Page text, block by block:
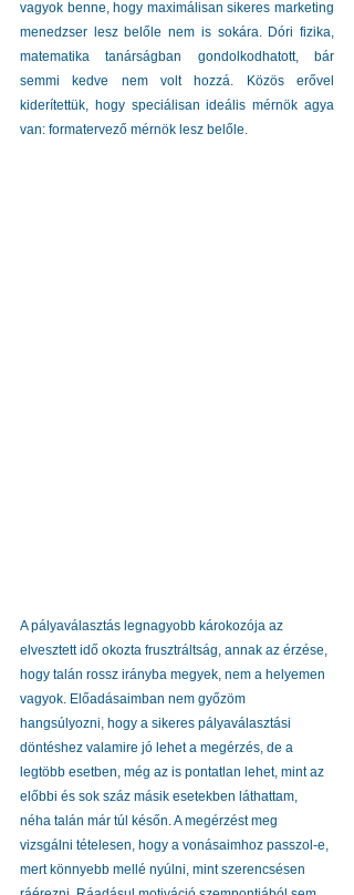
vagyok benne, hogy maximálisan sikeres marketing
menedzser lesz belőle nem is sokára. Dóri fizika,
matematika tanárságban gondolkodhatott, bár
semmi kedve nem volt hozzá. Közös erővel
kiderítettük, hogy speciálisan ideális mérnök agya
van: formatervező mérnök lesz belőle.
A pályaválasztás legnagyobb károkozója az
elvesztett idő okozta frusztráltság, annak az érzése,
hogy talán rossz irányba megyek, nem a helyemen
vagyok. Előadásaimban nem győzöm
hangsúlyozni, hogy a sikeres pályaválasztási
döntéshez valamire jó lehet a megérzés, de a
legtöbb esetben, még az is pontatlan lehet, mint az
előbbi és sok száz másik esetekben láthattam,
néha talán már túl későn. A megérzést meg
vizsgálni tételesen, hogy a vonásaimhoz passzol-e,
mert könnyebb mellé nyúlni, mint szerencsésen